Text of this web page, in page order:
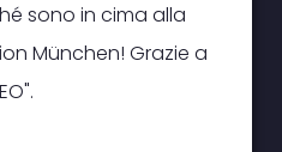
sono in cima alla
München! Grazie a